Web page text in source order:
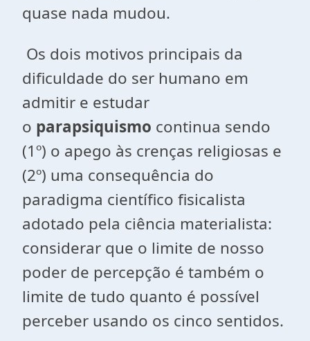
quase nada mudou.
Os dois motivos principais da
dificuldade do ser humano em
admitir e estudar
o parapsiquismo continua sendo
(1º) o apego às crenças religiosas e
(2º) uma consequência do
paradigma científico fisicalista
adotado pela ciência materialista:
considerar que o limite de nosso
poder de percepção é também o
limite de tudo quanto é possível
perceber usando os cinco sentidos.